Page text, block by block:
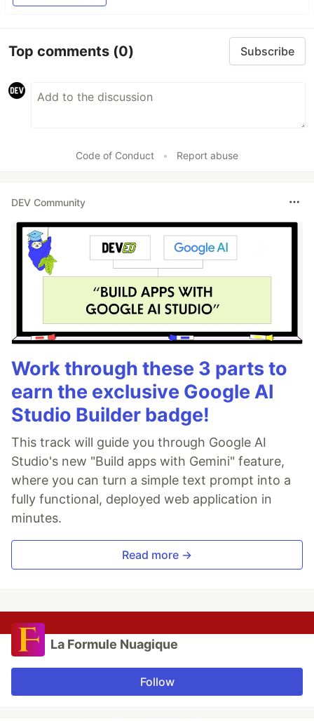
Top comments (0) Subscribe
Code of Conduct • Report abuse
DEV Community
Work through these 3 parts to
earn the exclusive Google AI
Studio Builder badge!
This track will guide you through Google AI
Studio's new "Build apps with Gemini" feature,
where you can turn a simple text prompt into a
fully functional, deployed web application in
minutes.
Read more →
La Formule Nuagique
Follow